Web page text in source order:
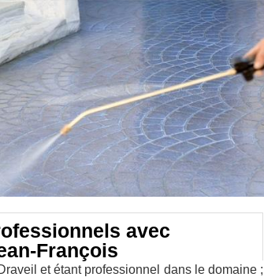
avec
François
et étant professionnel dans le domaine ;